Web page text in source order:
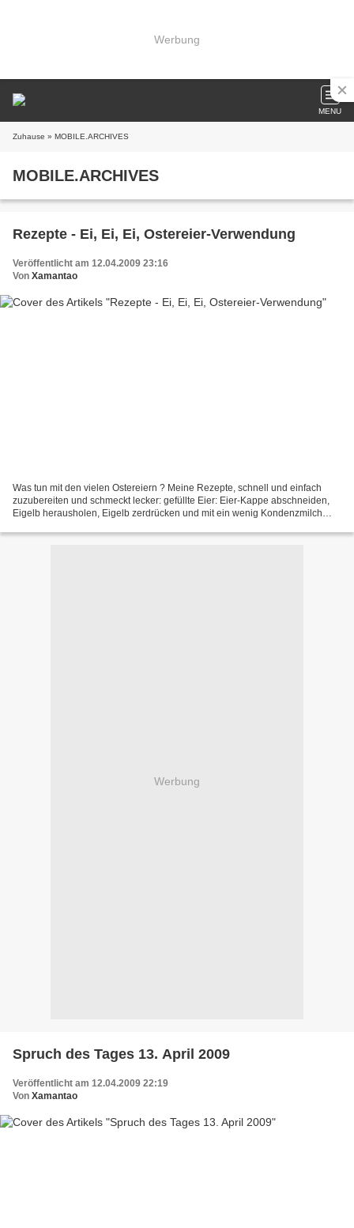
Werbung
MENU
Zuhause » MOBILE.ARCHIVES
MOBILE.ARCHIVES
Rezepte - Ei, Ei, Ei, Ostereier-Verwendung
Veröffentlicht am 12.04.2009 23:16
Von Xamantao
Was tun mit den vielen Ostereiern ? Meine Rezepte, schnell und einfach
zuzubereiten und schmeckt lecker: gefüllte Eier: Eier-Kappe abschneiden,
Eigelb herausholen, Eigelb zerdrücken und mit ein wenig Kondenzmilch
Werbung
Spruch des Tages 13. April 2009
Veröffentlicht am 12.04.2009 22:19
Von Xamantao